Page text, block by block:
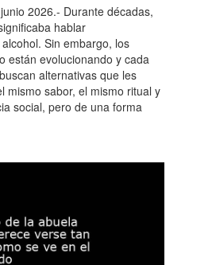
2026.- Durante décadas,
hablar
Sin embargo, los
están evolucionando y cada
alternativas que les
mismo sabor, el mismo ritual y
social, pero de una forma